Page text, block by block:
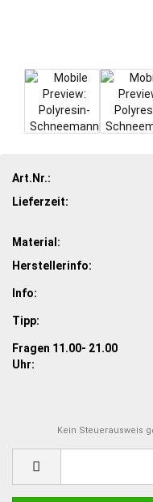
Art.Nr.:
Lieferzeit:
Material:
Herstellerinfo:
Info:
Tipp:
Fragen 11.00- 21.00
Uhr:
Kein Steuerausweis